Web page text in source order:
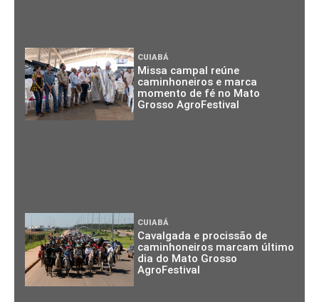
CUIABÁ
Missa campal reúne
caminhoneiros e marca
momento de fé no Mato
Grosso AgroFestival
CUIABÁ
Cavalgada e procissão de
caminhoneiros marcam último
dia do Mato Grosso
AgroFestival